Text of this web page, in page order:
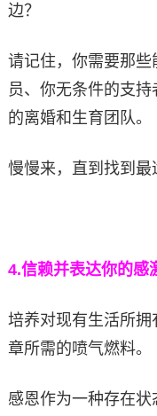
边？
请记住，你需要那
员、你无条件的支
的离婚和生育团队。
慢慢来，直到找到最
4.信赖并表达你的感
培养对现有生活所
章所需的喷气燃料。
感恩作为一种存在